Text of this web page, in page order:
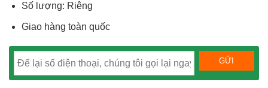
Số lượng: Riêng
Giao hàng toàn quốc